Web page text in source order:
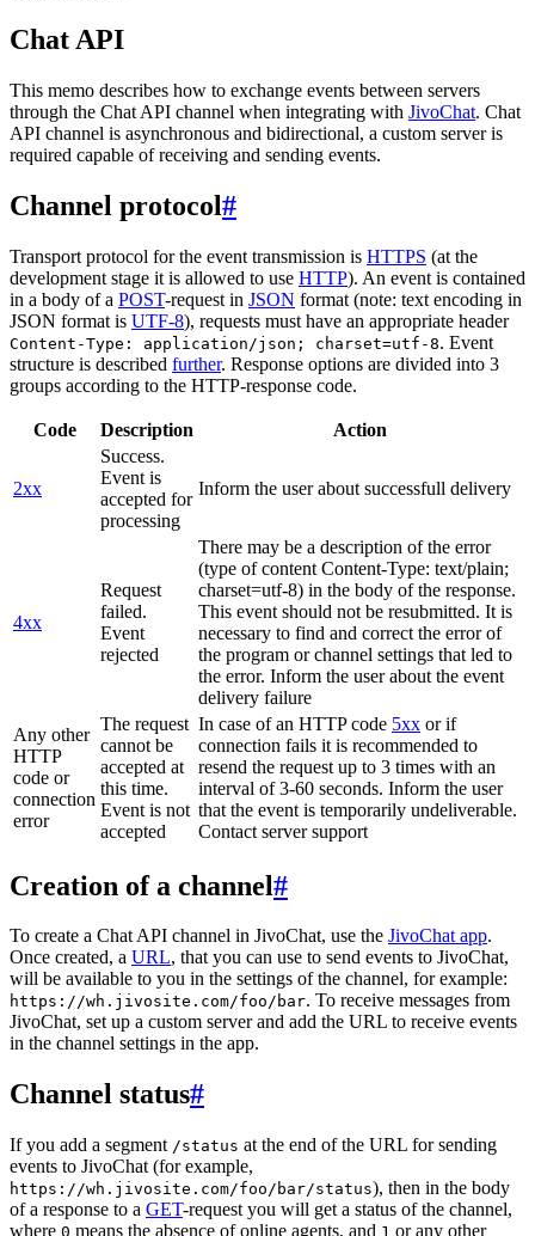
Chat API
This memo describes how to exchange events between servers
through the Chat API channel when integrating with JivoChat. Chat
API channel is asynchronous and bidirectional, a custom server is
required capable of receiving and sending events.
Channel protocol#
Transport protocol for the event transmission is HTTPS (at the
development stage it is allowed to use HTTP). An event is contained
in a body of a POST-request in JSON format (note: text encoding in
JSON format is UTF-8), requests must have an appropriate header
Content-Type: application/json; charset=utf-8. Event
structure is described further. Response options are divided into 3
groups according to the HTTP-response code.
Code Description Action
2xx
Success.
Event is
accepted for
processing
Inform the user about successfull delivery
4xx
Request
failed.
Event
rejected
There may be a description of the error
(type of content Content-Type: text/plain;
charset=utf-8) in the body of the response.
This event should not be resubmitted. It is
necessary to find and correct the error of
the program or channel settings that led to
the error. Inform the user about the event
delivery failure
Any other
HTTP
code or
connection
error
The request
cannot be
accepted at
this time.
Event is not
accepted
In case of an HTTP code 5xx or if
connection fails it is recommended to
resend the request up to 3 times with an
interval of 3-60 seconds. Inform the user
that the event is temporarily undeliverable.
Contact server support
Creation of a channel#
To create a Chat API channel in JivoChat, use the JivoChat app.
Once created, a URL, that you can use to send events to JivoChat,
will be available to you in the settings of the channel, for example:
https://wh.jivosite.com/foo/bar. To receive messages from
JivoChat, set up a custom server and add the URL to receive events
in the channel settings in the app.
Channel status#
If you add a segment /status at the end of the URL for sending
events to JivoChat (for example,
https://wh.jivosite.com/foo/bar/status), then in the body
of a response to a GET-request you will get a status of the channel,
where 0 means the absence of online agents, and 1 or any other